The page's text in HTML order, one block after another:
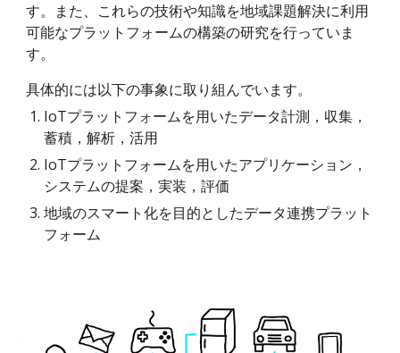
す。また、これらの技術や知識を地域課題解決に利用
可能なプラットフォームの構築の研究を行っていま
す。
具体的には以下の事象に取り組んでいます。
IoTプラットフォームを用いたデータ計測，収集，
蓄積，解析，活用
IoTプラットフォームを用いたアプリケーション，
システムの提案，実装，評価
地域のスマート化を目的としたデータ連携プラット
フォーム